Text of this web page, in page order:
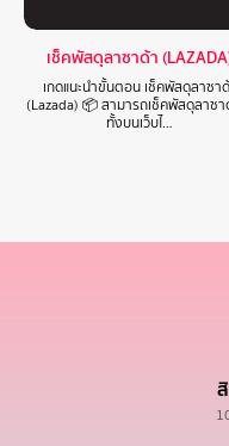
เช็คพัสดุลาซาด้า
เกดแนะนำขั้นตอน เช็คพัสดุลาซา
(Lazada) 📦 สามารถเช็คพัสดุลาซา
ทั้งบนเว็บไ…